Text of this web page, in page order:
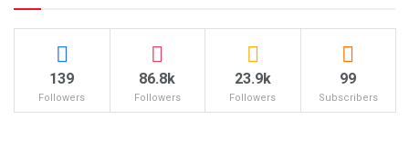
139
Followers
86.8k
Followers
23.9k
Followers
99
Subscribers